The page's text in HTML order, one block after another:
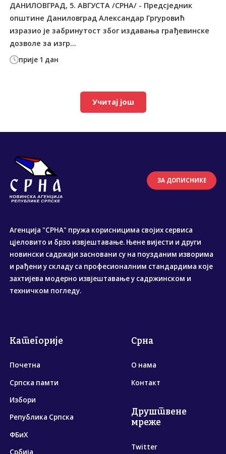
прије 1 дан
ДАНИЛОВГРАД, 5. АВГУСТА /СРНА/ - Предсједник
општине Даниловград Александар Гргуровић
изразио је забринутост због издавања грађевинске
дозволе за изгр...
Учитај још
ЗА ДОПИСНИКЕ
Агенција "СРНА" пружа корисницима својих сервиса
цјеловито и брзо извјештавање. Њене вијести и други
новински садржаји засновани су на поузданим изворима
и рађени у складу са професионалним стандардима које
захтијева модерно извјештавање у садржинском и
техничком погледу.
Категорије
Почетна
Српска памти
Избори
Република Српска
ФБиХ
Србија
Срна
О нама
Контакт
Друштвене
мреже
Twitter